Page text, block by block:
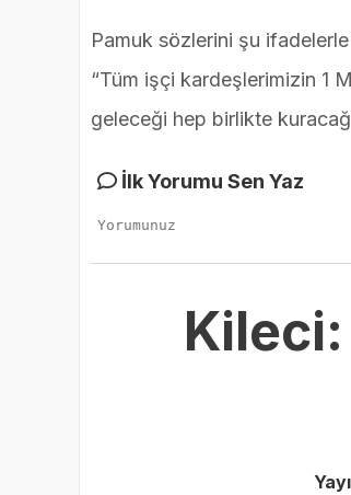
Pamuk sözlerini şu ifadelerle
“Tüm işçi kardeşlerimizin 1
geleceği hep birlikte
İlk Yorumu Sen Yaz
Kileci: